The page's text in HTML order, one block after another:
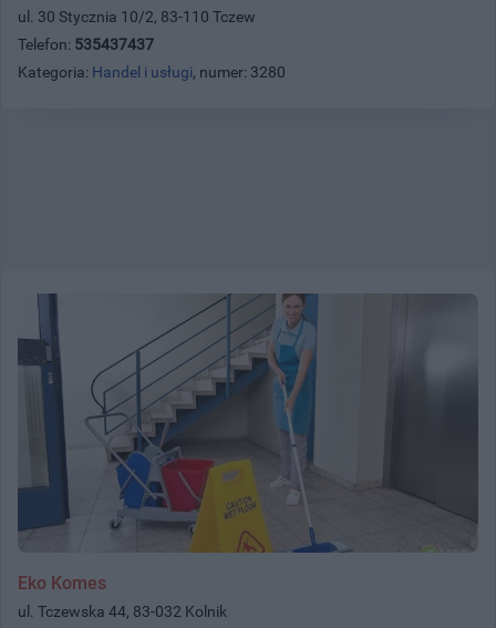
ul. 30 Stycznia 10/2, 83-110 Tczew
Telefon: 535437437
Kategoria: Handel i usługi, numer: 3280
Eko Komes
ul. Tczewska 44, 83-032 Kolnik